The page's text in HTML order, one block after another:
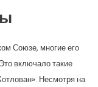
Союзе, многие его
включало такие
Несмотря на